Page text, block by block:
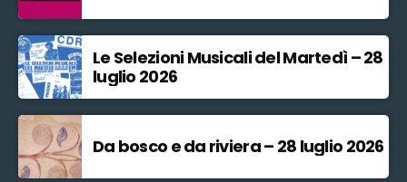
Le Selezioni Musicali del Martedì – 28
luglio 2026
Da bosco e da riviera – 28 luglio 2026